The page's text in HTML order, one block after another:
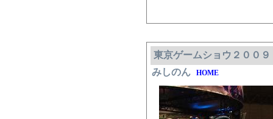
東京ゲームショウ２００９
みしのん
HOME